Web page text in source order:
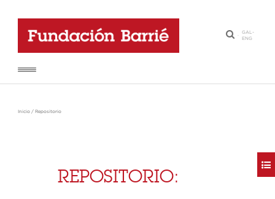
·
GAL-
ENG
Inicio / Repositorio
REPOSITORIO: